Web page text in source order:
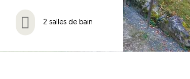
2 salles de bain